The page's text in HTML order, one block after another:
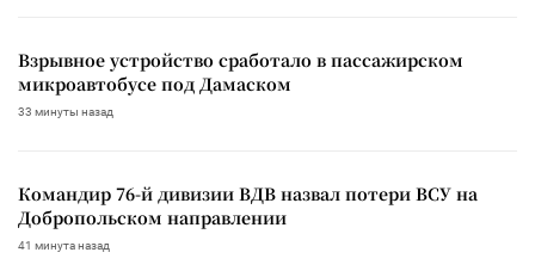
Взрывное устройство сработало в пассажирском
микроавтобусе под Дамаском
33 минуты назад
Командир 76-й дивизии ВДВ назвал потери ВСУ на
Добропольском направлении
41 минута назад